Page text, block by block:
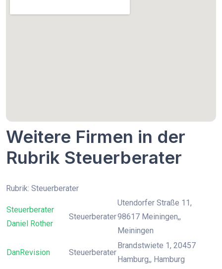
Weitere Firmen in der
Rubrik Steuerberater
Rubrik: Steuerberater
Steuerberater
Daniel Rother
Steuerberater
Utendorfer Straße 11,
98617 Meiningen,,
Meiningen
DanRevision Steuerberater
Brandstwiete 1, 20457
Hamburg,, Hamburg